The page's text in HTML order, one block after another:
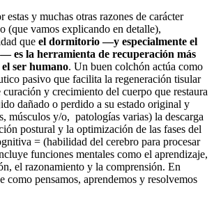
y muchas otras razones de carácter
(que vamos explicando en detalle),
que el dormitorio —y especialmente el
es la herramienta de recuperación más
el ser humano. Un buen colchón actúa como
pasivo que facilita la regeneración tisular
y crecimiento del cuerpo que restaura
dañado o perdido a su estado original y
músculos y/o, patologías varias) la descarga
postural y la optimización de las fases del
= (habilidad del cerebro para procesar
funciones mentales como el aprendizaje,
el razonamiento y la comprensión. En
como pensamos, aprendemos y resolvemos